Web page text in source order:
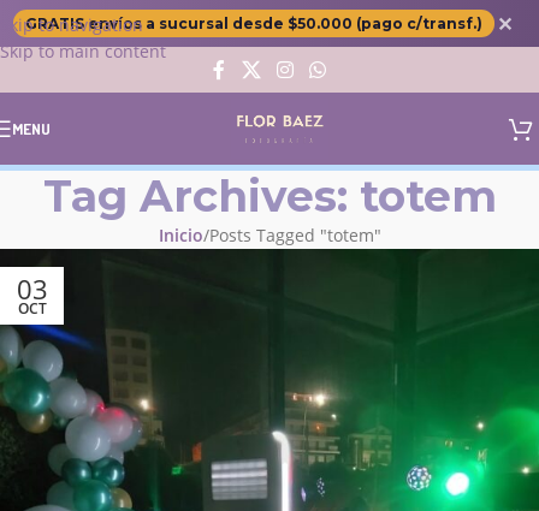
Skip to navigation
Skip to main content
GRATIS envíos a sucursal desde $50.000 (pago c/transf.) ✕
MENU
Tag Archives: totem
Inicio Posts Tagged "totem"
03
OCT